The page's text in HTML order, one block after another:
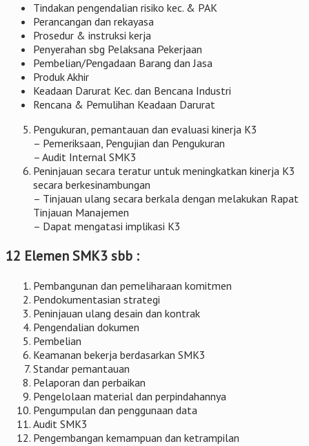
Tindakan pengendalian risiko kec. & PAK
Perancangan dan rekayasa
Prosedur & instruksi kerja
Penyerahan sbg Pelaksana Pekerjaan
Pembelian/Pengadaan Barang dan Jasa
Produk Akhir
Keadaan Darurat Kec. dan Bencana Industri
Rencana & Pemulihan Keadaan Darurat
Pengukuran, pemantauan dan evaluasi kinerja K3
– Pemeriksaan, Pengujian dan Pengukuran
– Audit Internal SMK3
Peninjauan secara teratur untuk meningkatkan kinerja K3
secara berkesinambungan
– Tinjauan ulang secara berkala dengan melakukan Rapat
Tinjauan Manajemen
– Dapat mengatasi implikasi K3
12 Elemen SMK3 sbb :
Pembangunan dan pemeliharaan komitmen
Pendokumentasian strategi
Peninjauan ulang desain dan kontrak
Pengendalian dokumen
Pembelian
Keamanan bekerja berdasarkan SMK3
Standar pemantauan
Pelaporan dan perbaikan
Pengelolaan material dan perpindahannya
Pengumpulan dan penggunaan data
Audit SMK3
Pengembangan kemampuan dan ketrampilan